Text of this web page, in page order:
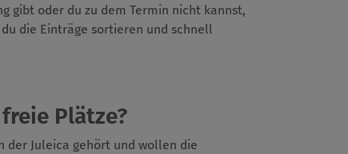
gibt oder du zu dem Termin nicht kannst,
du die Einträge sortieren und schnell
Plätze?
der Juleica gehört und wollen die